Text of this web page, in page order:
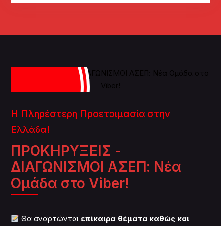
Η Πληρέστερη Προετοιμασία στην
Ελλάδα!
ΠΡΟΚΗΡΥΞΕΙΣ -
ΔΙΑΓΩΝΙΣΜΟΙ ΑΣΕΠ: Νέα
Ομάδα στο Viber!
Θα αναρτώνται επίκαιρα θέματα καθώς και